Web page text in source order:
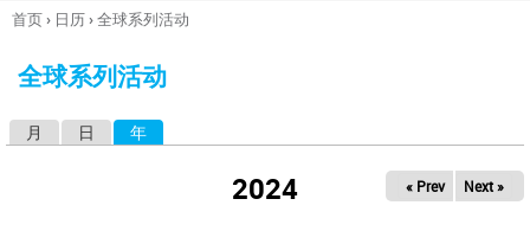
你
这
首页› 日历›全球系列活动
全球系列活动
月 日 年
2024 « Prev Next »